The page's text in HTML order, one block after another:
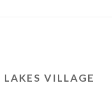
LAKES VILLAGE